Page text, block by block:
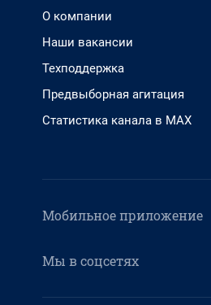
О компании
Наши вакансии
Техподдержка
Предвыборная агитация
Статистика канала в MAX
Мобильное приложение
Мы в соцсетях